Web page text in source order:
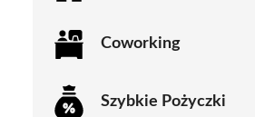
Coworking
Szybkie Pożyczki